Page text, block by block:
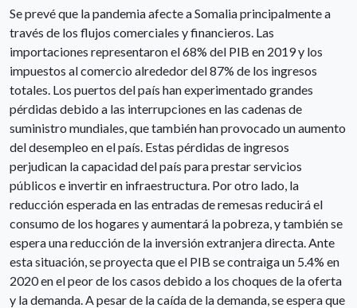
Se prevé que la pandemia afecte a Somalia principalmente a
través de los flujos comerciales y financieros. Las
importaciones representaron el 68% del PIB en 2019 y los
impuestos al comercio alrededor del 87% de los ingresos
totales. Los puertos del país han experimentado grandes
pérdidas debido a las interrupciones en las cadenas de
suministro mundiales, que también han provocado un aumento
del desempleo en el país. Estas pérdidas de ingresos
perjudican la capacidad del país para prestar servicios
públicos e invertir en infraestructura. Por otro lado, la
reducción esperada en las entradas de remesas reducirá el
consumo de los hogares y aumentará la pobreza, y también se
espera una reducción de la inversión extranjera directa. Ante
esta situación, se proyecta que el PIB se contraiga un 5.4% en
2020 en el peor de los casos debido a los choques de la oferta
y la demanda. A pesar de la caída de la demanda, se espera que